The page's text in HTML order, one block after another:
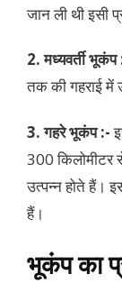
जान ली थी इसी
2. मध्यवर्ती
तक की गहराई में
3. गहरे भूकंप :-
300 किलोमीटर
उत्पन्न होते हैं।
हैं।
भूकंप का